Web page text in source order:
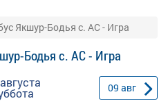
Якшур-Бодья с. АС - Игра
Бодья с. АС - Игра
09 авг